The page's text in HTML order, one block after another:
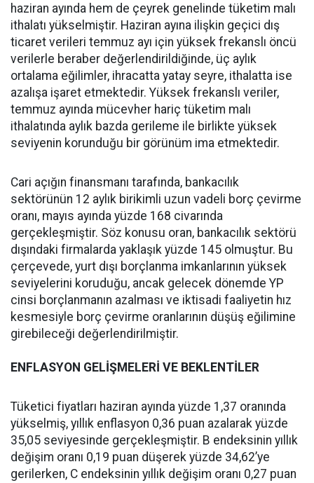
haziran ayında hem de çeyrek genelinde tüketim malı
ithalatı yükselmiştir. Haziran ayına ilişkin geçici dış
ticaret verileri temmuz ayı için yüksek frekanslı öncü
verilerle beraber değerlendirildiğinde, üç aylık
ortalama eğilimler, ihracatta yatay seyre, ithalatta ise
azalışa işaret etmektedir. Yüksek frekanslı veriler,
temmuz ayında mücevher hariç tüketim malı
ithalatında aylık bazda gerileme ile birlikte yüksek
seviyenin korunduğu bir görünüm ima etmektedir.
Cari açığın finansmanı tarafında, bankacılık
sektörünün 12 aylık birikimli uzun vadeli borç çevirme
oranı, mayıs ayında yüzde 168 civarında
gerçekleşmiştir. Söz konusu oran, bankacılık sektörü
dışındaki firmalarda yaklaşık yüzde 145 olmuştur. Bu
çerçevede, yurt dışı borçlanma imkanlarının yüksek
seviyelerini koruduğu, ancak gelecek dönemde YP
cinsi borçlanmanın azalması ve iktisadi faaliyetin hız
kesmesiyle borç çevirme oranlarının düşüş eğilimine
girebileceği değerlendirilmiştir.
ENFLASYON GELİŞMELERİ VE BEKLENTİLER
Tüketici fiyatları haziran ayında yüzde 1,37 oranında
yükselmiş, yıllık enflasyon 0,36 puan azalarak yüzde
35,05 seviyesinde gerçekleşmiştir. B endeksinin yıllık
değişim oranı 0,19 puan düşerek yüzde 34,62’ye
gerilerken, C endeksinin yıllık değişim oranı 0,27 puan